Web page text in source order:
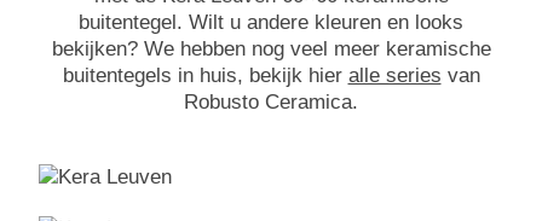
buitentegel. Wilt u andere kleuren en looks
bekijken? We hebben nog veel meer keramische
buitentegels in huis, bekijk hier alle series van
Robusto Ceramica.